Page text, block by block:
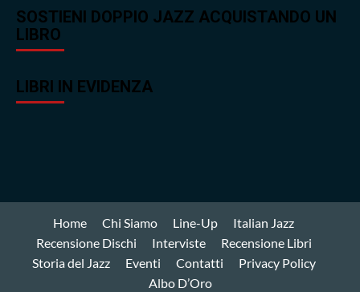
SOSTIENI DOPPIO JAZZ ACQUISTANDO UN
LIBRO
LIBRI IN EVIDENZA
Home Chi Siamo Line-Up
Italian Jazz
Recensione Dischi
Interviste
Recensione Libri
Storia del Jazz
Eventi Contatti
Privacy Policy
Albo D’Oro